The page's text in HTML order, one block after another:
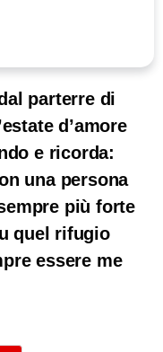
parterre di
d’amore
e ricorda:
una persona
più forte
quel rifugio
essere me